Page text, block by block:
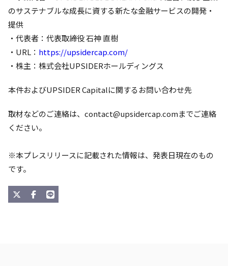
のサステナブルな成長に資する新たな金融サービスの開発・
提供
・代表者：代表取締役 石神 直樹
・URL： https://upsidercap.com/
・株主：株式会社UPSIDERホールディングス
本件およびUPSIDER Capitalに関するお問い合わせ先
取材などのご連絡は、 contact@upsidercap.comまでご連絡
ください。
※本プレスリリースに記載された情報は、発表日現在のもの
です。